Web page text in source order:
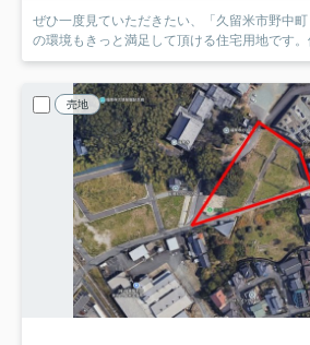
ぜひ一度見ていただきたい、「久留米市野中
の環境もきっと満足して頂ける住宅用地です
売地